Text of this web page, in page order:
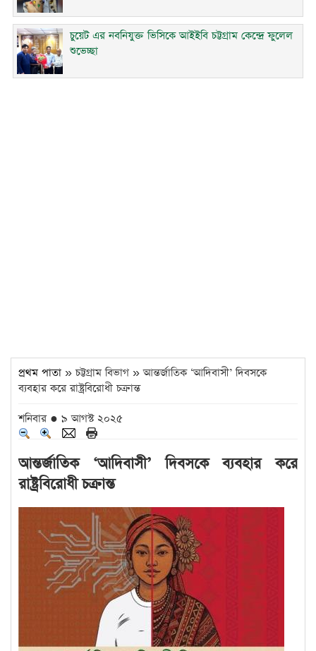
চুয়েট এর নবনিযুক্ত ভিসিকে আইইবি চট্টগ্রাম কেন্দ্রে ফুলেল
শুভেচ্ছা
প্রথম পাতা » চট্টগ্রাম বিভাগ » আন্তর্জাতিক ‘আদিবাসী’ দিবসকে
ব্যবহার করে রাষ্ট্রবিরোধী চক্রান্ত
শনিবার ● ৯ আগস্ট ২০২৫
আন্তর্জাতিক ‘আদিবাসী’ দিবসকে ব্যবহার করে
রাষ্ট্রবিরোধী চক্রান্ত